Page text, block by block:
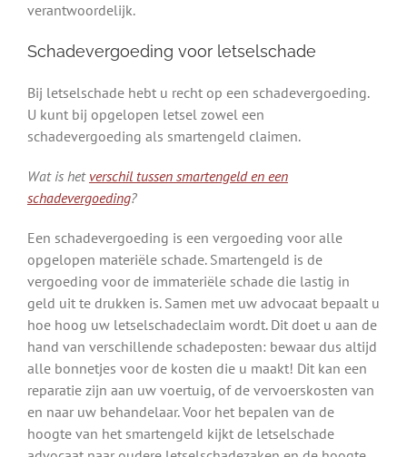
verantwoordelijk.
Schadevergoeding voor letselschade
Bij letselschade hebt u recht op een schadevergoeding.
U kunt bij opgelopen letsel zowel een
schadevergoeding als smartengeld claimen.
Wat is het verschil tussen smartengeld en een
schadevergoeding?
Een schadevergoeding is een vergoeding voor alle
opgelopen materiële schade. Smartengeld is de
vergoeding voor de immateriële schade die lastig in
geld uit te drukken is. Samen met uw advocaat bepaalt u
hoe hoog uw letselschadeclaim wordt. Dit doet u aan de
hand van verschillende schadeposten: bewaar dus altijd
alle bonnetjes voor de kosten die u maakt! Dit kan een
reparatie zijn aan uw voertuig, of de vervoerskosten van
en naar uw behandelaar. Voor het bepalen van de
hoogte van het smartengeld kijkt de letselschade